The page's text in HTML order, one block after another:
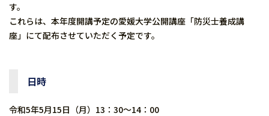
す。
これらは、本年度開講予定の愛媛大学公開講座「防災士養成講
座」にて配布させていただく予定です。
日時
令和5年5月15日（月）13：30～14：00